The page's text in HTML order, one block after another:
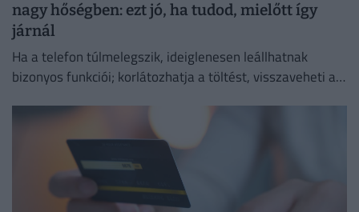
nagy hőségben: ezt jó, ha tudod, mielőtt így
járnál
Ha a telefon túlmelegszik, ideiglenesen leállhatnak
bizonyos funkciói; korlátozhatja a töltést, visszaveheti a